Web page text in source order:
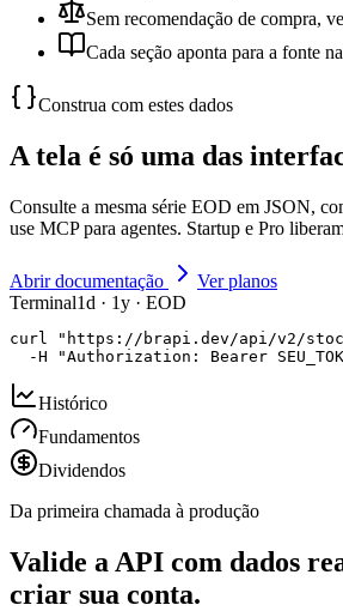
Sem recomendação de compra,
Cada seção aponta para a fonte
Construa com estes dados
A tela é só uma das
Consulte a mesma série EOD em JSON,
use MCP para agentes. Startup e Pro
Abrir documentação
Ver planos
Terminal1d · 1y · EOD
curl "https://brapi.dev/api/v2/
-H "Authorization: Bearer
Histórico
Fundamentos
Dividendos
Da primeira chamada à produção
Valide a API com dados
criar sua conta.